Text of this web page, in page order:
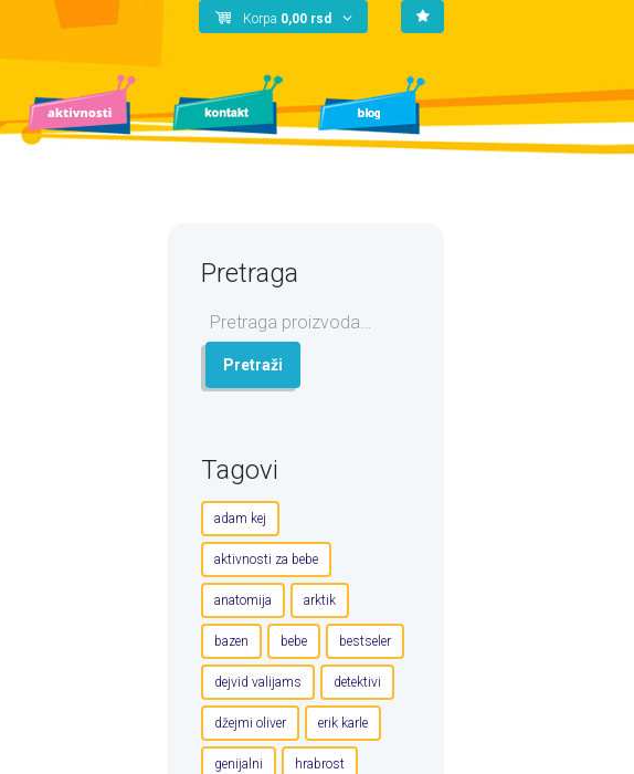
Korpa 0,00 rsd
Pretraga
Pretraga
za:
Pretraži
Tagovi
adam kej
aktivnosti za bebe
anatomija arktik
bazen bebe bestseler
dejvid valijams detektivi
džejmi oliver erik karle
genijalni hrabrost